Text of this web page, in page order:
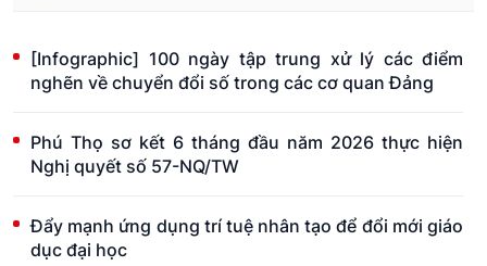
[Infographic] 100 ngày tập trung xử lý các điểm
nghẽn về chuyển đổi số trong các cơ quan Đảng
Phú Thọ sơ kết 6 tháng đầu năm 2026 thực hiện
Nghị quyết số 57-NQ/TW
Đẩy mạnh ứng dụng trí tuệ nhân tạo để đổi mới giáo
dục đại học